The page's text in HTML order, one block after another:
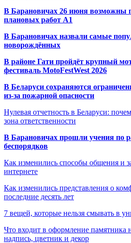
В Барановичах 26 июня возможны
плановых работ A1
В Барановичах назвали самые
новорождённых
В районе Гати пройдёт крупный
фестиваль MotoFestWest 2026
В Беларуси сохраняются
из-за пожарной опасности
Нулевая отчетность в Беларуси:
зона ответственности
В Барановичах прошли учения по
беспорядков
Как изменились способы общения и
интернете
Как изменились представления о
последние десять лет
7 вещей, которые нельзя смывать в
Что входит в оформление памятника
надпись, цветник и декор